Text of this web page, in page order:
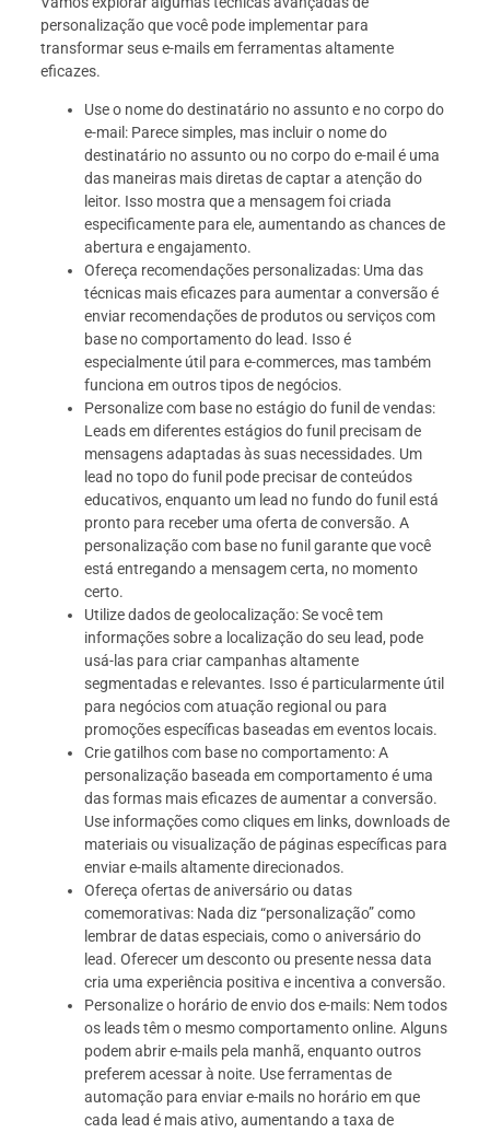
personalização que você pode implementar para
transformar seus e-mails em ferramentas altamente
eficazes.
Use o nome do destinatário no assunto e no corpo do
e-mail: Parece simples, mas incluir o nome do
destinatário no assunto ou no corpo do e-mail é uma
das maneiras mais diretas de captar a atenção do
leitor. Isso mostra que a mensagem foi criada
especificamente para ele, aumentando as chances de
abertura e engajamento.
Ofereça recomendações personalizadas: Uma das
técnicas mais eficazes para aumentar a conversão é
enviar recomendações de produtos ou serviços com
base no comportamento do lead. Isso é
especialmente útil para e-commerces, mas também
funciona em outros tipos de negócios.
Personalize com base no estágio do funil de vendas:
Leads em diferentes estágios do funil precisam de
mensagens adaptadas às suas necessidades. Um
lead no topo do funil pode precisar de conteúdos
educativos, enquanto um lead no fundo do funil está
pronto para receber uma oferta de conversão. A
personalização com base no funil garante que você
está entregando a mensagem certa, no momento
certo.
Utilize dados de geolocalização: Se você tem
informações sobre a localização do seu lead, pode
usá-las para criar campanhas altamente
segmentadas e relevantes. Isso é particularmente útil
para negócios com atuação regional ou para
promoções específicas baseadas em eventos locais.
Crie gatilhos com base no comportamento: A
personalização baseada em comportamento é uma
das formas mais eficazes de aumentar a conversão.
Use informações como cliques em links, downloads de
materiais ou visualização de páginas específicas para
enviar e-mails altamente direcionados.
Ofereça ofertas de aniversário ou datas
comemorativas: Nada diz “personalização” como
lembrar de datas especiais, como o aniversário do
lead. Oferecer um desconto ou presente nessa data
cria uma experiência positiva e incentiva a conversão.
Personalize o horário de envio dos e-mails: Nem todos
os leads têm o mesmo comportamento online. Alguns
podem abrir e-mails pela manhã, enquanto outros
preferem acessar à noite. Use ferramentas de
automação para enviar e-mails no horário em que
cada lead é mais ativo, aumentando a taxa de